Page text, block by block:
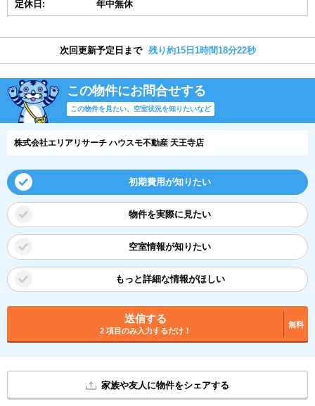
定休日: 年中無休
次回更新予定日まで 残り約15日1時間18分21秒
この物件にお問合せする
この物件を見たい、空室状況を知りたいなど
株式会社エリアリサーチ ハウスモ不動産 天王寺店
初期費用が知りたい
物件を実際に見たい
空室情報が知りたい
もっと詳細な情報がほしい
送信する
2 項目のみ入力するだけ！
無料
家族や友人に物件をシェアする